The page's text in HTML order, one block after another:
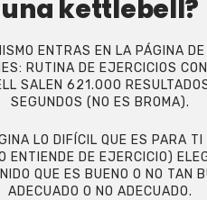
una kettlebell?
ENTRAS EN LA PÁGINA
RUTINA DE EJERCICIOS
SALEN 621.000
SEGUNDOS (NO ES BROMA).
LO DIFÍCIL QUE ES PARA
ENTIENDE DE EJERCICIO)
QUE ES BUENO O NO TAN
ADECUADO O NO ADECUADO.